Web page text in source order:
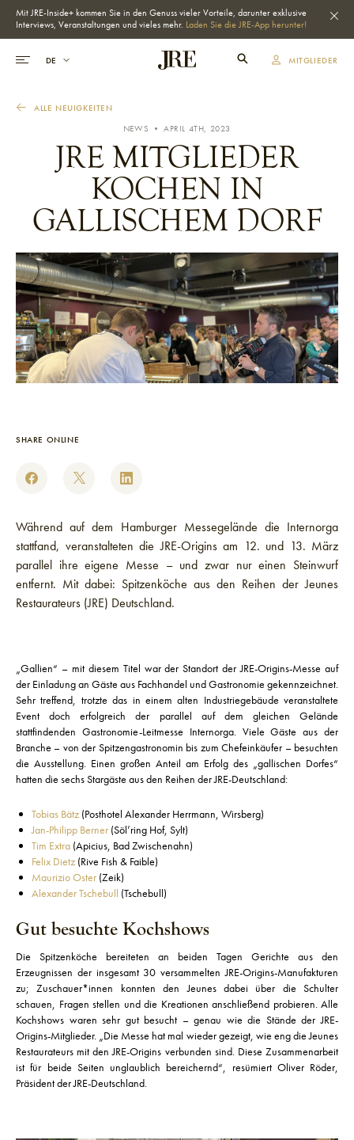
Mit JRE-Inside+ kommen Sie in den Genuss vieler Vorteile, darunter exklusive
Interviews, Veranstaltungen und vieles mehr. Laden Sie die JRE-App herunter!
MITGLIEDER
ALLE NEUIGKEITEN
NEWS • APRIL 4TH, 2023
JRE MITGLIEDER
KOCHEN IN
GALLISCHEM DORF
SHARE ONLINE
Während auf dem Hamburger Messegelände die Internorga
stattfand, veranstalteten die JRE-Origins am 12. und 13. März
parallel ihre eigene Messe – und zwar nur einen Steinwurf
entfernt. Mit dabei: Spitzenköche aus den Reihen der Jeunes
Restaurateurs (JRE) Deutschland.
„Gallien“ – mit diesem Titel war der Standort der JRE-Origins-Messe auf
der Einladung an Gäste aus Fachhandel und Gastronomie gekennzeichnet.
Sehr treffend, trotzte das in einem alten Industriegebäude veranstaltete
Event doch erfolgreich der parallel auf dem gleichen Gelände
stattfindenden Gastronomie-Leitmesse Internorga. Viele Gäste aus der
Branche – von der Spitzengastronomin bis zum Chefeinkäufer – besuchten
die Ausstellung. Einen großen Anteil am Erfolg des „gallischen Dorfes“
hatten die sechs Stargäste aus den Reihen der JRE-Deutschland:
Tobias Bätz(Posthotel Alexander Herrmann, Wirsberg)
Jan-Philipp Berner (Söl’ring Hof, Sylt)
Tim Extra (Apicius, Bad Zwischenahn)
Felix Dietz(Rive Fish & Faible)
Maurizio Oster (Zeik)
Alexander Tschebull (Tschebull)
Gut besuchte Kochshows
Die Spitzenköche bereiteten an beiden Tagen Gerichte aus den
Erzeugnissen der insgesamt 30 versammelten JRE-Origins-Manufakturen
zu; Zuschauer*innen konnten den Jeunes dabei über die Schulter
schauen, Fragen stellen und die Kreationen anschließend probieren. Alle
Kochshows waren sehr gut besucht – genau wie die Stände der JRE-
Origins-Mitglieder. „Die Messe hat mal wieder gezeigt, wie eng die Jeunes
Restaurateurs mit den JRE-Origins verbunden sind. Diese Zusammenarbeit
ist für beide Seiten unglaublich bereichernd“, resümiert Oliver Röder,
Präsident der JRE-Deutschland.